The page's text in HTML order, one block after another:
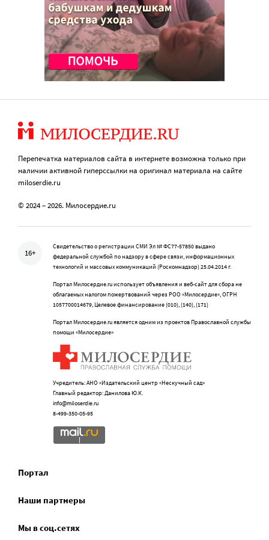
Перепечатка материалов сайта в интернете возможна только при
наличии активной гиперссылки на оригинал материала на сайте
miloserdie.ru
© 2024 – 2026. Милосердие.ru
16+
Свидетельство о регистрации СМИ Эл № ФС77-57850 выдано
федеральной службой по надзору в сфере связи, информационных
технологий и массовых коммуникаций (Роскомнадзор) 25.04.2014 г.
Портал Милосердие.ru использует объявления и веб-сайт для сбора не
облагаемых налогом пожертвований через РОО «Милосердие», ОГРН
1057700014679, Целевое финансирование (010), (140), (171)
Портал Милосердие.ru является одним из проектов Православной службы
помощи «Милосердие»
Учредитель: АНО «Издательский центр «Нескучный сад»
Главный редактор: Данилова Ю.К.
info@miloserdie.ru
8-499-350-05-95
Портал
Наши партнеры
Мы в соц.сетях